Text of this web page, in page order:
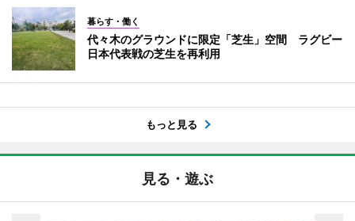
暮らす・働く
代々木のグラウンドに限定「芝生」空間 ラグビー
日本代表戦の芝生を再利用
もっと見る
見る・遊ぶ